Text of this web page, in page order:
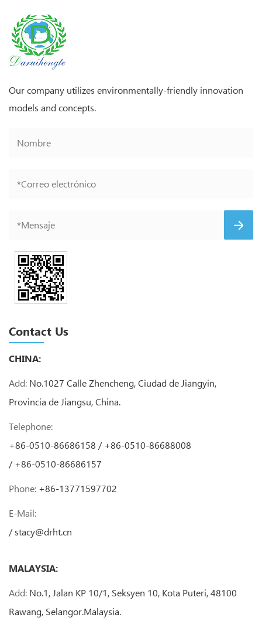
Our company utilizes environmentally-friendly innovation
models and concepts.
Contact Us
CHINA:
Add: No.1027 Calle Zhencheng, Ciudad de Jiangyin,
Provincia de Jiangsu, China.
Telephone:
+86-0510-86686158 / +86-0510-86688008
/ +86-0510-86686157
Phone: +86-13771597702
E-Mail:
/stacy@drht.cn
MALAYSIA:
Add: No.1, Jalan KP 10/1, Seksyen 10, Kota Puteri, 48100
Rawang, Selangor.Malaysia.